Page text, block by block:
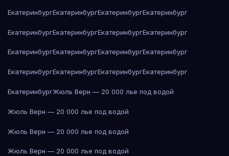
ЕкатеринбургЕкатеринбургЕкатеринбургЕкатеринбург
ЕкатеринбургЕкатеринбургЕкатеринбургЕкатеринбург
ЕкатеринбургЕкатеринбургЕкатеринбургЕкатеринбург
ЕкатеринбургЕкатеринбургЕкатеринбургЕкатеринбург
ЕкатеринбургЖюль Верн — 20 000 лье под водой
Жюль Верн — 20 000 лье под водой
Жюль Верн — 20 000 лье под водой
Жюль Верн — 20 000 лье под водой